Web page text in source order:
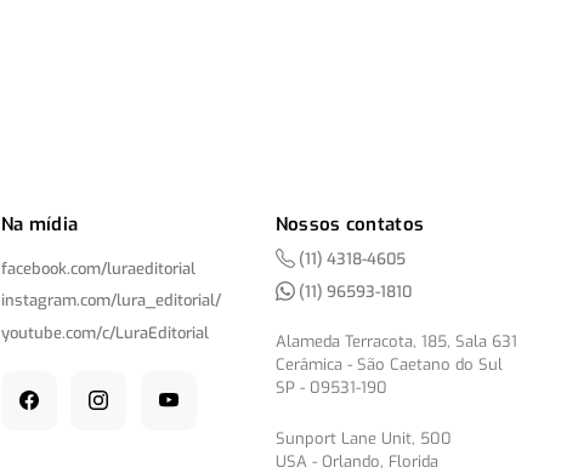
Na mídia
facebook.com/luraeditorial
instagram.com/lura_editorial/
youtube.com/c/LuraEditorial
Nossos contatos
(11) 4318-4605
(11) 96593-1810
Alameda Terracota, 185, Sala 631
Cerâmica - São Caetano do Sul
SP - 09531-190
Sunport Lane Unit, 500
USA - Orlando, Florida